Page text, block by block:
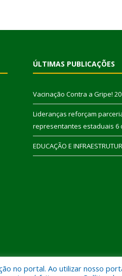
ÚLTIMAS PUBLICAÇÕES
Vacinação Contra a Gripe!
Lideranças reforçam
representantes estaduais 6
EDUCAÇÃO E
no portal. Ao utilizar nosso